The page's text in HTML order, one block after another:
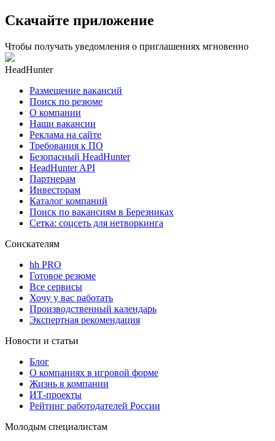
Скачайте приложение
Чтобы получать уведомления о приглашениях мгновенно
HeadHunter
Размещение вакансий
Поиск по резюме
О компании
Наши вакансии
Реклама на сайте
Требования к ПО
Безопасный HeadHunter
HeadHunter API
Партнерам
Инвесторам
Каталог компаний
Поиск по вакансиям в Березниках
Сетка: соцсеть для нетворкинга
Соискателям
hh PRO
Готовое резюме
Все сервисы
Хочу у вас работать
Производственный календарь
Экспертная рекомендация
Новости и статьи
Блог
О компаниях в игровой форме
Жизнь в компании
ИТ-проекты
Рейтинг работодателей России
Молодым специалистам